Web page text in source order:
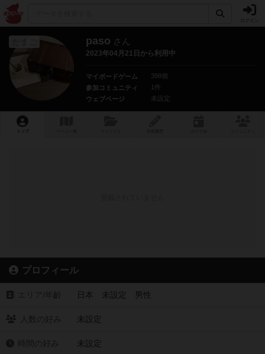
paso さん
2023年04月21日から利用中
マイボードゲーム
398個
参加コミュニティ
1件
ウェブページ
未設定
トップ
プロフィール
日本 未設定 男性
未設定
未設定